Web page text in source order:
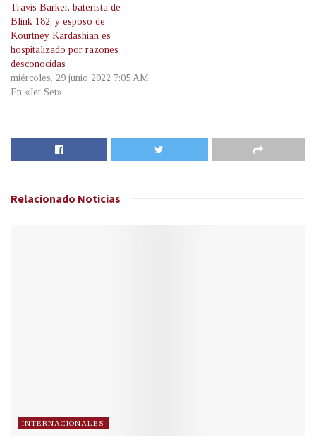
Travis Barker, baterista de
Blink 182, y esposo de
Kourtney Kardashian es
hospitalizado por razones
desconocidas
miércoles, 29 junio 2022 7:05 AM
En «Jet Set»
Relacionado Noticias
INTERNACIONALES